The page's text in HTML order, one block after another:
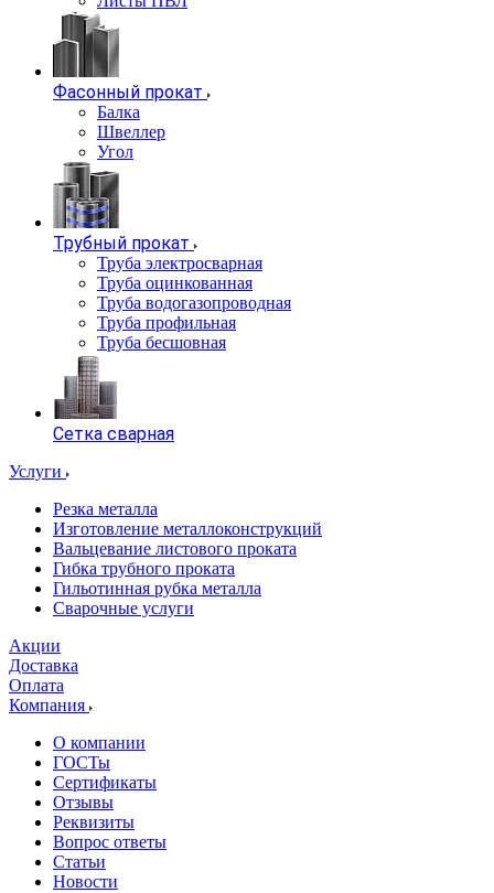
Фасонный прокат
Балка
Швеллер
Угол
Трубный прокат
Труба электросварная
Труба оцинкованная
Труба водогазопроводная
Труба профильная
Труба бесшовная
Сетка сварная
Услуги
Резка металла
Изготовление металлоконструкций
Вальцевание листового проката
Гибка трубного проката
Гильотинная рубка металла
Сварочные услуги
Акции
Доставка
Оплата
Компания
О компании
ГОСТы
Сертификаты
Отзывы
Реквизиты
Вопрос ответы
Статьи
Новости